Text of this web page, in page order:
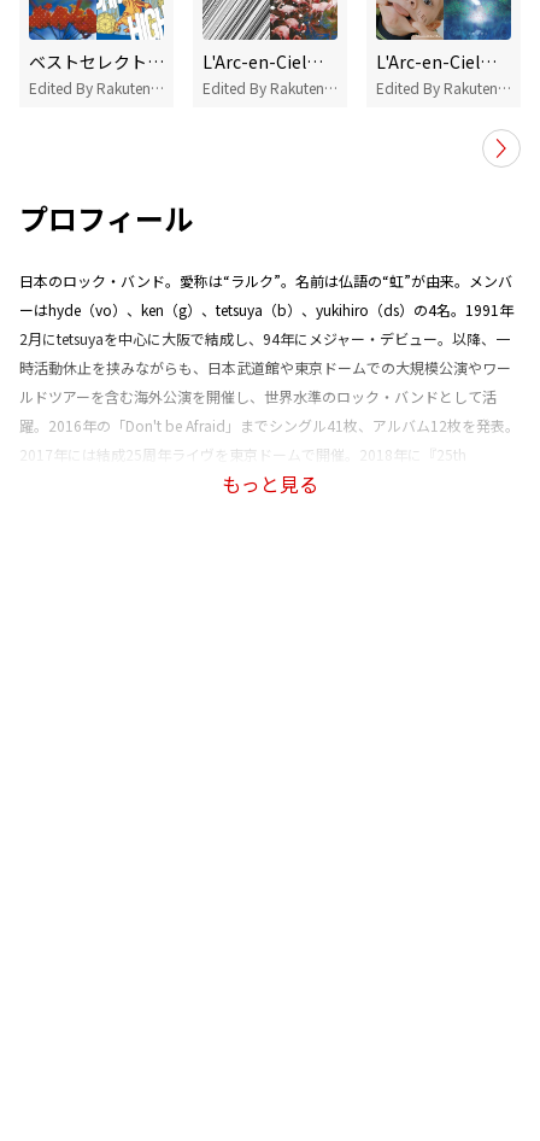
ベストセレクト:L'Arc～en～Ciel
Edited By Rakuten Music
L'Arc-en-Cielのベストソング!
Edited By Rakuten Music
L'Arc-en-Cielをよく聴いているあなたにオススメ
Edited By Rakuten Music
プロフィール
日本のロック・バンド。愛称は“ラルク”。名前は仏語の“虹”が由来。メンバ
ーはhyde（vo）、ken（g）、tetsuya（b）、yukihiro（ds）の4名。1991年
2月にtetsuyaを中心に大阪で結成し、94年にメジャー・デビュー。以降、一
時活動休止を挟みながらも、日本武道館や東京ドームでの大規模公演やワー
ルドツアーを含む海外公演を開催し、世界水準のロック・バンドとして活
躍。2016年の「Don't be Afraid」までシングル41枚、アルバム12枚を発表。
2017年には結成25周年ライヴを東京ドームで開催。2018年に『25th
L'Anniversary LIVE』をリリース。もっと見る